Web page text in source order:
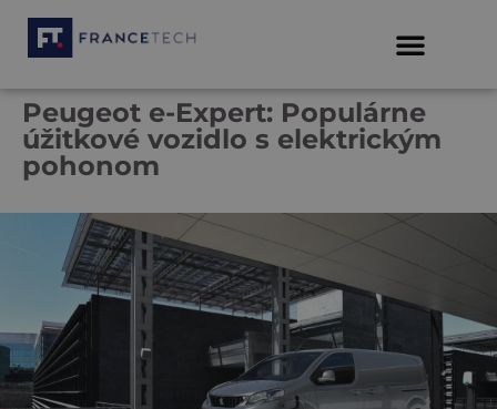
Peugeot e-Expert: Populárne
úžitkové vozidlo s elektrickým
pohonom